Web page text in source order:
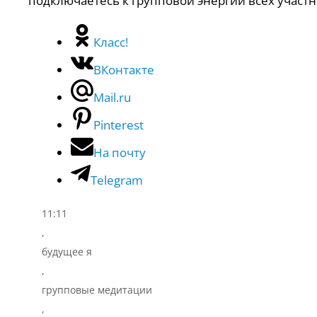
Класс!
ВКонтакте
Mail.ru
Pinterest
На почту
Telegram
11:11
,
будущее я
,
групповые медитации
,